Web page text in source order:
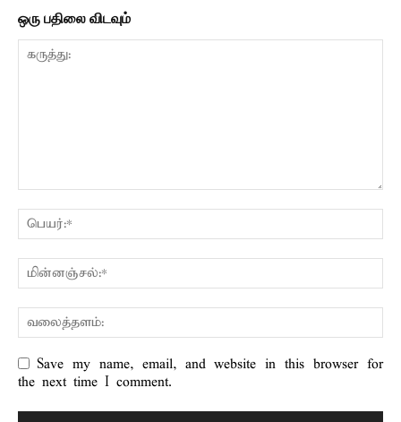
ஒரு பதிலை விடவும்
Save my name, email, and website in this browser for
the next time I comment.